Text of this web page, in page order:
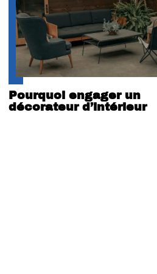
Pourquoi engager un
décorateur d’intérieur